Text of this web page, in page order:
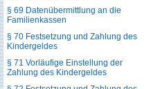
§ 69 Datenübermittlung an die
Familienkassen
§ 70 Festsetzung und Zahlung des
Kindergeldes
§ 71 Vorläufige Einstellung der
Zahlung des Kindergeldes